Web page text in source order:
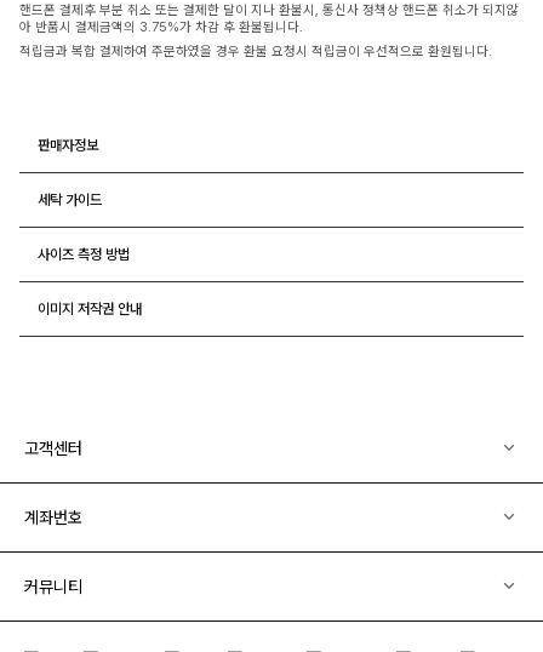
핸드폰 결제후 부분 취소 또는 결제한 달이 지나 환불시, 통신사 정책상 핸드폰 취소가 되지않
아 반품시 결제금액의 3.75%가 차감 후 환불됩니다.
적립금과 복합 결제하여 주문하였을 경우 환불 요청시 적립금이 우선적으로 환원됩니다.
판매자정보
세탁 가이드
사이즈 측정 방법
이미지 저작권 안내
고객센터
계좌번호
커뮤니티